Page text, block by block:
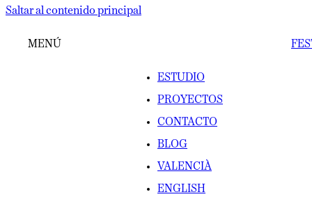
Saltar al contenido principal
MENÚ
ESTUDIO
PROYECTOS
CONTACTO
BLOG
VALENCIÀ
ENGLISH